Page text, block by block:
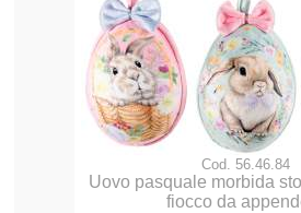
Cod. 56.46.84
Uovo pasquale morbida
fiocco da